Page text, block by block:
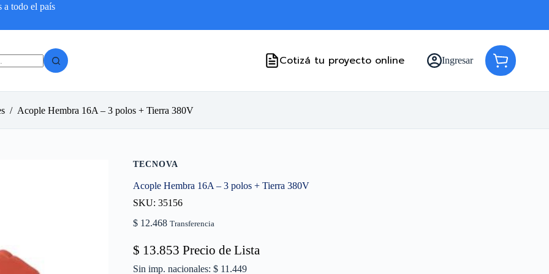
a todo el país
Cotizá tu proyecto online Ingresar
Carro
de
/ Acople Hembra 16A – 3 polos + Tierra 380V
TECNOVA
Acople Hembra 16A – 3 polos + Tierra 380V
SKU: 35156
$ 12.468 Transferencia
$ 13.853 Precio de Lista
Sin imp. nacionales: $ 11.449